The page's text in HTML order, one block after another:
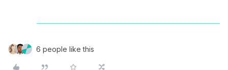
6 people like this